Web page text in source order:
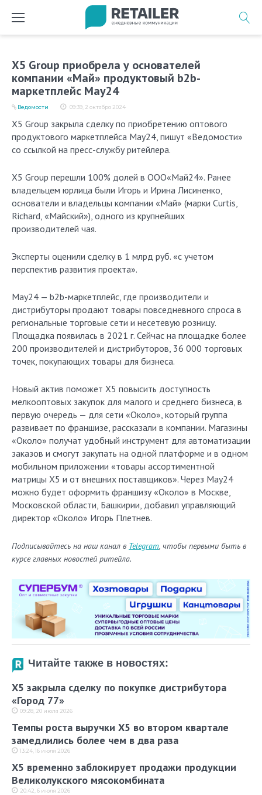
X5 Group приобрела у основателей
компании «Май» продуктовый b2b-
маркетплейс May24
09:39, 2 октября 2024
Ведомости
X5 Group закрыла сделку по приобретению оптового
продуктового маркетплейса May24, пишут «Ведомости»
со ссылкой на пресс-службу ритейлера.
X5 Group перешли 100% долей в ООО«Май24». Ранее
владельцем юрлица были Игорь и Ирина Лисиненко,
основатели и владельцы компании «Май» (марки Curtis,
Richard, «Майский»), одного из крупнейших
производителей чая.
Эксперты оценили сделку в 1 млрд руб. «с учетом
перспектив развития проекта».
May24 — b2b-маркетплейс, где производители и
дистрибуторы продают товары повседневного спроса в
региональные торговые сети и несетевую розницу.
Площадка появилась в 2021 г. Сейчас на площадке более
200 производителей и дистрибуторов, 36 000 торговых
точек, покупающих товары для бизнеса.
Новый актив поможет X5 повысить доступность
мелкооптовых закупок для малого и среднего бизнеса, в
первую очередь — для сети «Около», который группа
развивает по франшизе, рассказали в компании. Магазины
«Около» получат удобный инструмент для автоматизации
заказов и смогут закупать на одной платформе и в одном
мобильном приложении «товары ассортиментной
матрицы Х5 и от внешних поставщиков». Через May24
можно будет оформить франшизу «Около» в Москве,
Московской области, Башкирии, добавил управляющий
директор «Около» Игорь Плетнев.
Подписывайтесь на наш канал в Telegram, чтобы первыми быть в
курсе главных новостей ритейла.
Читайте также в новостях:
X5 закрыла сделку по покупке дистрибутора
«Город 77»
09:28, 20 июля 2026
Темпы роста выручки X5 во втором квартале
замедлились более чем в два раза
13:24, 16 июля 2026
X5 временно заблокирует продажи продукции
Великолукского мясокомбината
20:42, 6 июля 2026